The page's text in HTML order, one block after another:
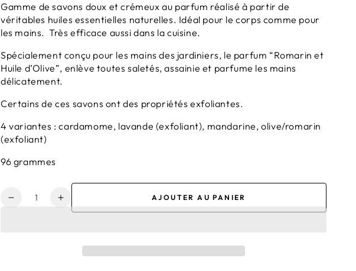
Gamme de savons doux et crémeux au parfum réalisé à partir de
véritables huiles essentielles naturelles. Idéal pour le corps comme pour
les mains. Très efficace aussi dans la cuisine.
Spécialement conçu pour les mains des jardiniers, le parfum “Romarin et
Huile d’Olive”, enlève toutes saletés, assainie et parfume les mains
délicatement.
Certains de ces savons ont des propriétés exfoliantes.
4 variantes : cardamome, lavande (exfoliant), mandarine, olive/romarin
(exfoliant)
96 grammes
Quantité
Réduire
Augmenter
AJOUTER AU PANIER